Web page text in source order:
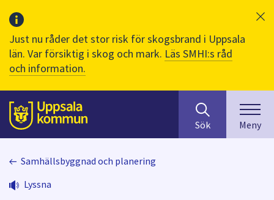
Just nu råder det stor risk för skogsbrand i Uppsala
län. Var försiktig i skog och mark. Läs SMHI:s råd
och information.
Till sidans
huvudinnehåll
efter
innehåll
på
Sök Meny
Samhällsbyggnad och planering
Lyssna